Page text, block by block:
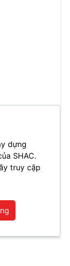
dựng
SHAC.
truy cập